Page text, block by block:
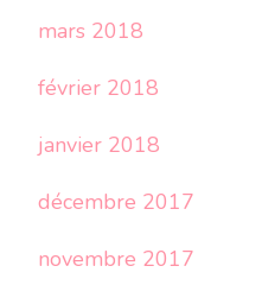
mars 2018
février 2018
janvier 2018
décembre 2017
novembre 2017